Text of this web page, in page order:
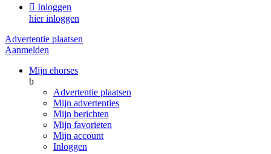
 Inloggen
hier inloggen
Advertentie plaatsen
Aanmelden
Mijn ehorses
b
Advertentie plaatsen
Mijn advertenties
Mijn berichten
Mijn favorieten
Mijn account
Inloggen